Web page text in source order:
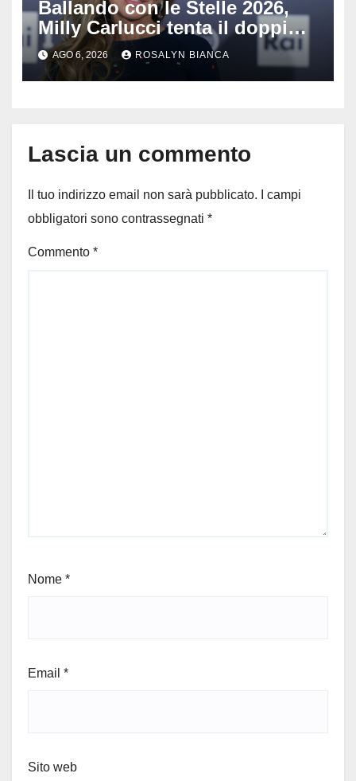
Ballando con le Stelle 2026,
Milly Carlucci tenta il doppio
colpo: tra i papabili Ornella
Muti e Monica Guerritore
AGO 6, 2026 ROSALYN BIANCA
Lascia un commento
Il tuo indirizzo email non sarà pubblicato.
I campi
obbligatori sono contrassegnati *
Commento *
Nome *
Email *
Sito web